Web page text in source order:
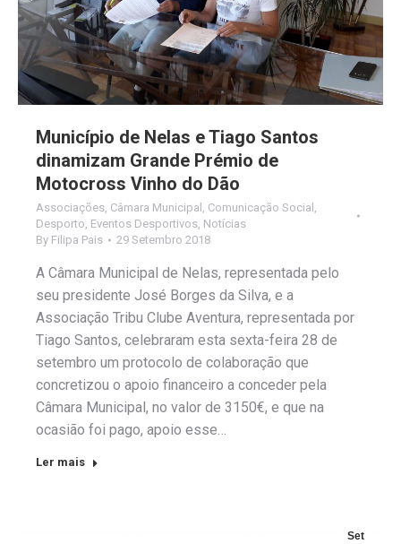
Município de Nelas e Tiago Santos
dinamizam Grande Prémio de
Motocross Vinho do Dão
Associações, Câmara Municipal , Comunicação Social ,
Desporto, Eventos Desportivos, Notícias
By Filipa Pais 29 Setembro 2018
A Câmara Municipal de Nelas, representada pelo
seu presidente José Borges da Silva, e a
Associação Tribu Clube Aventura, representada por
Tiago Santos, celebraram esta sexta-feira 28 de
setembro um protocolo de colaboração que
concretizou o apoio financeiro a conceder pela
Câmara Municipal, no valor de 3150€, e que na
ocasião foi pago, apoio esse…
Ler mais
Set